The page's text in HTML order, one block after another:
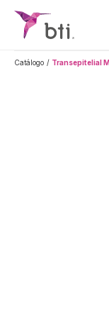
BTI - Human
Catálogo Transepitelial